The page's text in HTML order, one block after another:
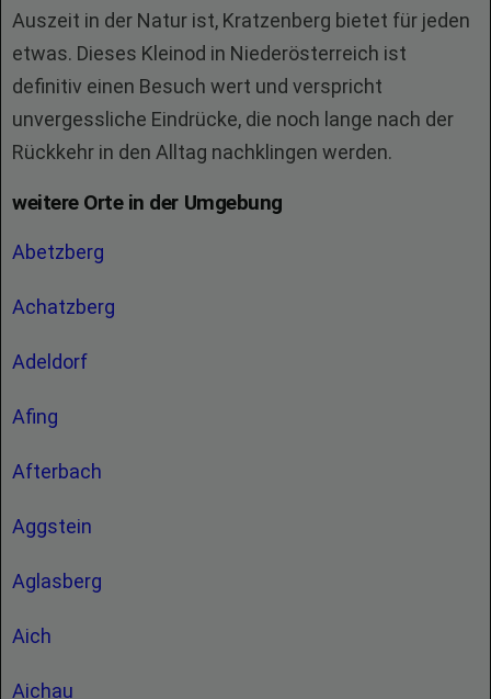
Auszeit in der Natur ist, Kratzenberg bietet für jeden
etwas. Dieses Kleinod in Niederösterreich ist
definitiv einen Besuch wert und verspricht
unvergessliche Eindrücke, die noch lange nach der
Rückkehr in den Alltag nachklingen werden.
weitere Orte in der Umgebung
Abetzberg
Achatzberg
Adeldorf
Afing
Afterbach
Aggstein
Aglasberg
Aich
Aichau